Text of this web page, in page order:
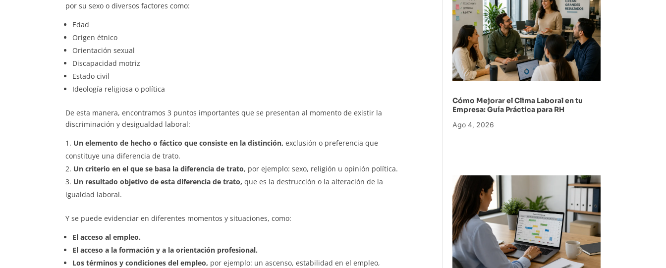
por su sexo o diversos factores como:
Edad
Origen étnico
Orientación sexual
Discapacidad motriz
Estado civil
Ideología religiosa o política
De esta manera, encontramos 3 puntos importantes que se presentan al momento de existir la
discriminación y desigualdad laboral:
Un elemento de hecho o fáctico que consiste en la distinción, exclusión o preferencia que
constituye una diferencia de trato.
Un criterio en el que se basa la diferencia de trato, por ejemplo: sexo, religión u opinión política.
Un resultado objetivo de esta diferencia de trato, que es la destrucción o la alteración de la
igualdad laboral.
Y se puede evidenciar en diferentes momentos y situaciones, como:
El acceso al empleo.
El acceso a la formación y a la orientación profesional.
Los términos y condiciones del empleo, por ejemplo: un ascenso, estabilidad en el empleo,
Cómo Mejorar el Clima Laboral en tu
Empresa: Guía Práctica para RH
Ago 4, 2026